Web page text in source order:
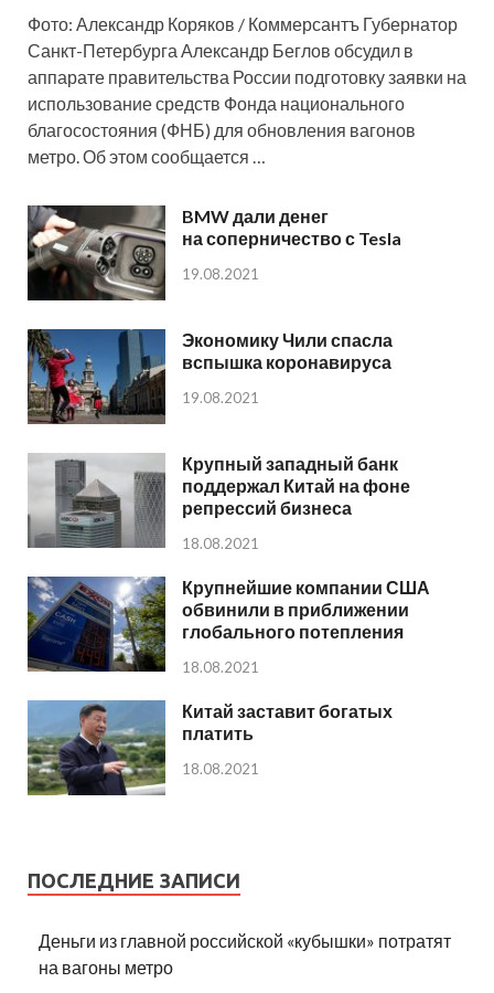
Фото: Александр Коряков / Коммерсантъ Губернатор
Санкт-Петербурга Александр Беглов обсудил в
аппарате правительства России подготовку заявки на
использование средств Фонда национального
благосостояния (ФНБ) для обновления вагонов
метро. Об этом сообщается …
BMW дали денег
на соперничество с Tesla
19.08.2021
Экономику Чили спасла
вспышка коронавируса
19.08.2021
Крупный западный банк
поддержал Китай на фоне
репрессий бизнеса
18.08.2021
Крупнейшие компании США
обвинили в приближении
глобального потепления
18.08.2021
Китай заставит богатых
платить
18.08.2021
ПОСЛЕДНИЕ ЗАПИСИ
Деньги из главной российской «кубышки» потратят
на вагоны метро